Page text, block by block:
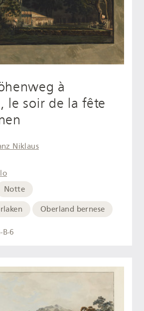
à
le soir de la fête
Niklaus
Notte
Oberland bernese
B-6